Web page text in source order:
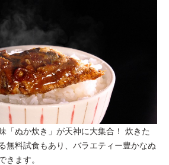
「ぬか炊き」が天神に大集合！ 炊きた
無料試食もあり、バラエティー豊かなぬ
きます。